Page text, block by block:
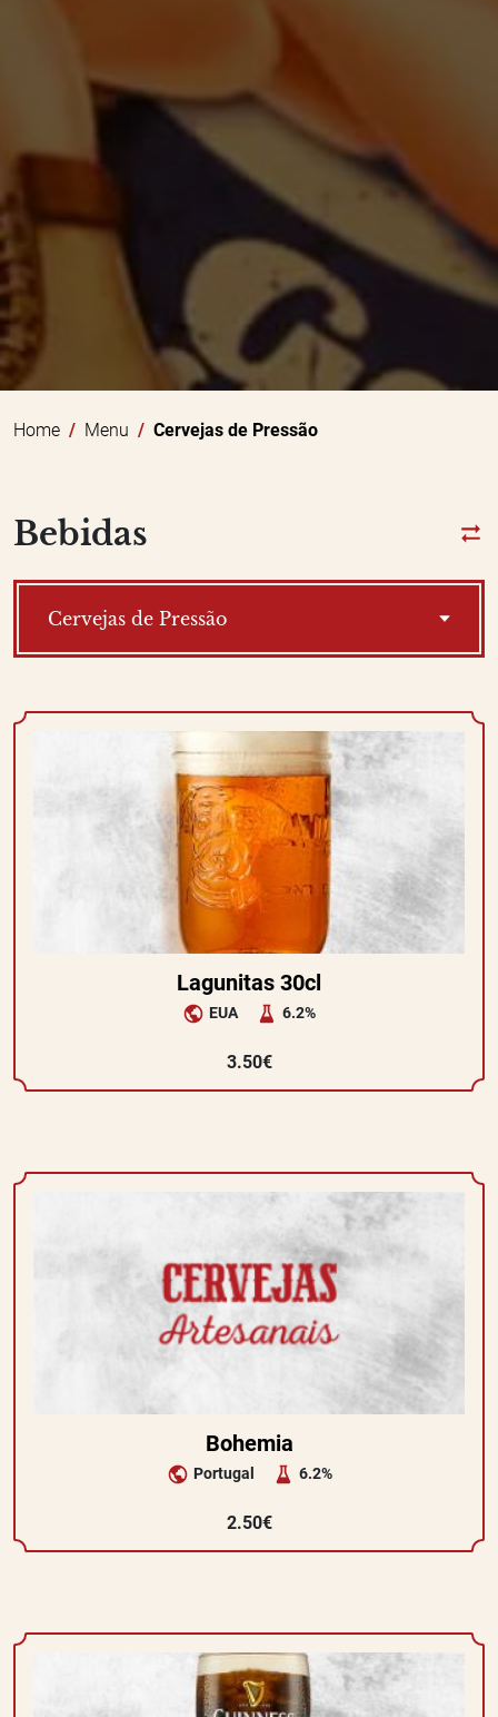
Home Menu Cervejas de Pressão
Bebidas
Cervejas de Pressão
Lagunitas 30cl
EUA 6.2%
3.50€
Bohemia
Portugal 6.2%
2.50€